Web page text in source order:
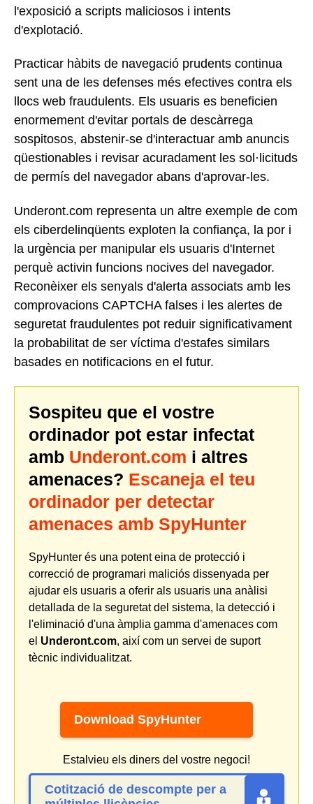
l'exposició a scripts maliciosos i intents
d'explotació.
Practicar hàbits de navegació prudents continua
sent una de les defenses més efectives contra els
llocs web fraudulents. Els usuaris es beneficien
enormement d'evitar portals de descàrrega
sospitosos, abstenir-se d'interactuar amb anuncis
qüestionables i revisar acuradament les sol·licituds
de permís del navegador abans d'aprovar-les.
Underont.com representa un altre exemple de com
els ciberdelinqüents exploten la confiança, la por i
la urgència per manipular els usuaris d'Internet
perquè activin funcions nocives del navegador.
Reconèixer els senyals d'alerta associats amb les
comprovacions CAPTCHA falses i les alertes de
seguretat fraudulentes pot reduir significativament
la probabilitat de ser víctima d'estafes similars
basades en notificacions en el futur.
Sospiteu que el vostre
ordinador pot estar infectat
amb Underont.com i altres
amenaces? Escaneja el teu
ordinador per detectar
amenaces amb SpyHunter
SpyHunter és una potent eina de protecció i
correcció de programari maliciós dissenyada per
ajudar els usuaris a oferir als usuaris una anàlisi
detallada de la seguretat del sistema, la detecció i
l'eliminació d'una àmplia gamma d'amenaces com
el Underont.com, així com un servei de suport
tècnic individualitzat.
Download SpyHunter
Estalvieu els diners del vostre negoci!
Cotització de descompte per a